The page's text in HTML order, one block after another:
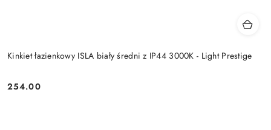
Kinkiet łazienkowy ISLA biały średni z IP44 3000K - Light Prestige
Cena:
254.00